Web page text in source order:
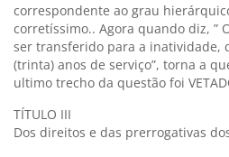
correspondente ao grau
corretíssimo.. Agora quando diz, ”
ser transferido para a inatividade,
(trinta) anos de serviço”, torna a
ultimo trecho da questão foi
TÍTULO III
Dos direitos e das prerrogativas